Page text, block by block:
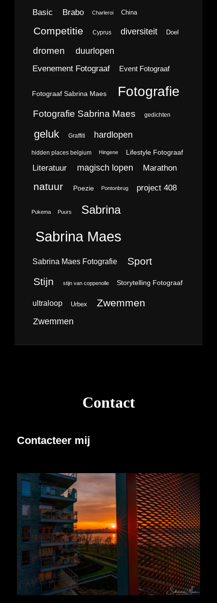
Basic Brabo Charleroi China
Competitie Cyprus diversiteit Doel
dromen duurlopen
Evenement Fotograaf Event Fotograaf
Fotograaf Sabrina Maes Fotografie
Fotografie Sabrina Maes gedichten
geluk Graffiti hardlopen
hidden places belgium Hingene Lifestyle Fotograaf
Literatuur magisch lopen Marathon
natuur Poezie Pontonbrug project 408
Pukema Puurs Sabrina
Sabrina Maes
Sabrina Maes Fotografie Sport
Stijn stijn van coppenolle Storytelling Fotograaf
ultraloop Urbex Zwemmen
Zwemmen
Contact
Contacteer mij